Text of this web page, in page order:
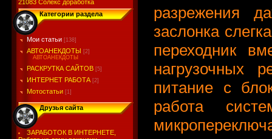
21083 Солекс доработка
Категории раздела
Мои статьи [138]
АВТОАНЕКДОТЫ [2]
АВТОАНЕКДОТЫ
РАСКРУТКА САЙТОВ [5]
ИНТЕРНЕТ РАБОТА [2]
Мотостатьи [1]
Друзья сайта
ЗАРАБОТОК В ИНТЕРНЕТЕ,
разрежения
заслонка
переходник
нагрузочных
питание с
работа